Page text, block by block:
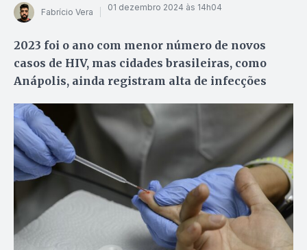
Fabrício Vera 01 dezembro 2024 às 14h04
2023 foi o ano com menor número de novos
casos de HIV, mas cidades brasileiras, como
Anápolis, ainda registram alta de infecções